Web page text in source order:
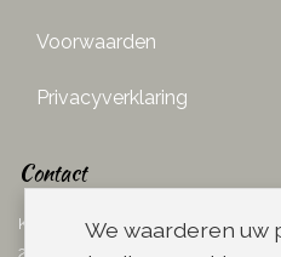
Voorwaarden
Privacyverklaring
Contact
Ketelboetersteeg 29
2311 TN Leiden
We waarderen uw